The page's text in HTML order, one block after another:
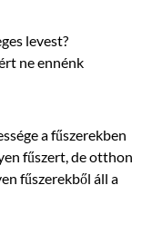
levest?
ne ennénk
a fűszerekben
fűszert, de otthon
fűszerekből áll a